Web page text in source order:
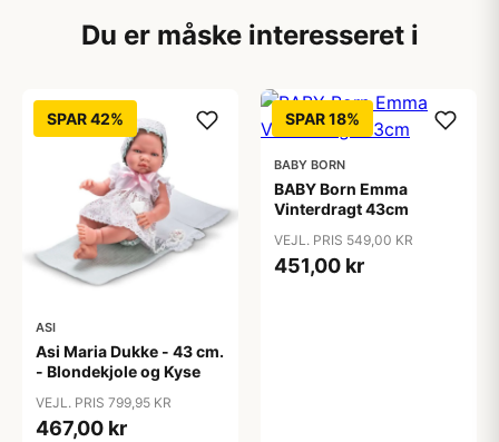
Du er måske interesseret i
SPAR 42%
ASI
Asi Maria Dukke - 43 cm.
- Blondekjole og Kyse
VEJL. PRIS 799,95 KR
467,00 kr
SPAR 18%
BABY BORN
BABY Born Emma
Vinterdragt 43cm
VEJL. PRIS 549,00 KR
451,00 kr